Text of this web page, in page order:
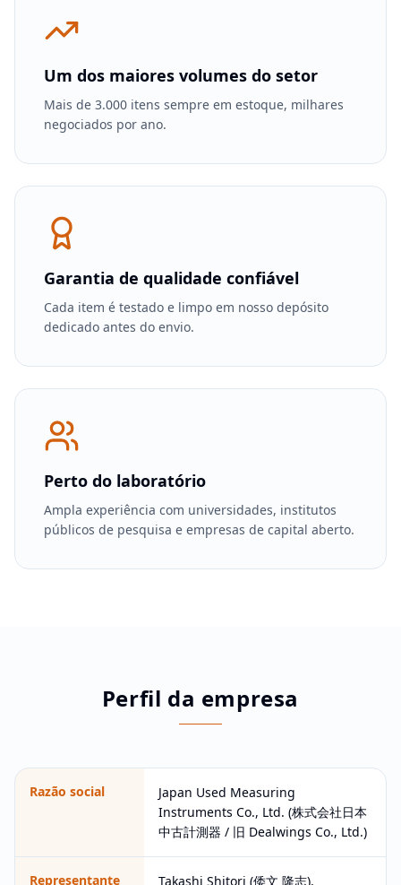
Um dos maiores volumes do setor
Mais de 3.000 itens sempre em estoque, milhares
negociados por ano.
Garantia de qualidade confiável
Cada item é testado e limpo em nosso depósito
dedicado antes do envio.
Perto do laboratório
Ampla experiência com universidades, institutos
públicos de pesquisa e empresas de capital aberto.
Perfil da empresa
Razão social
Japan Used Measuring
Instruments Co., Ltd. (株式会社日本
中古計測器 / 旧 Dealwings Co., Ltd.)
Representante Takashi Shitori (倭文 隆志),